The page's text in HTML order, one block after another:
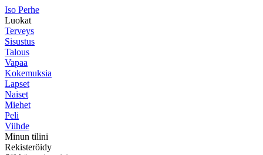
Iso Perhe
Luokat
Terveys
Sisustus
Talous
Vapaa
Kokemuksia
Lapset
Naiset
Miehet
Peli
Viihde
Minun tilini
Rekisteröidy